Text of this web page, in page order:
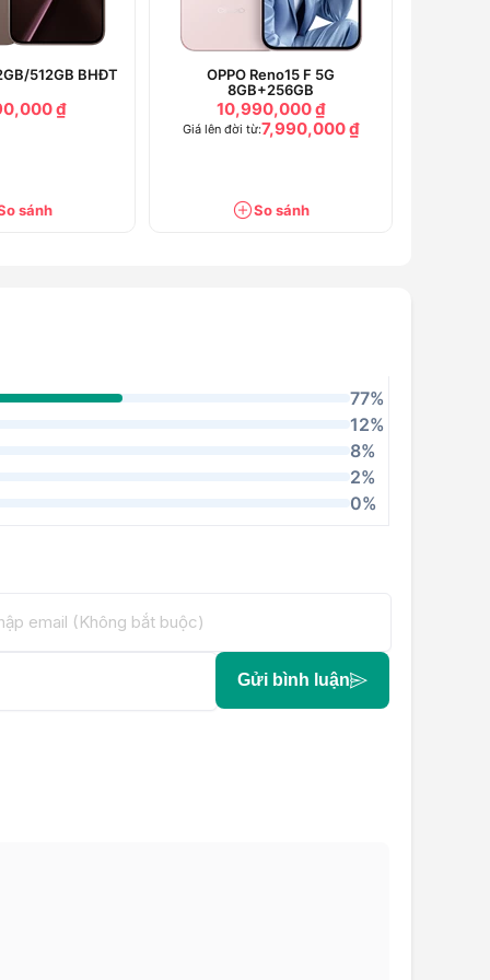
512GB BHĐT
₫
sánh
OPPO Reno15 F 5G
8GB+256GB
10,990,000 ₫
Giá lên đời từ:7,990,000 ₫
So sánh
77%
12%
8%
2%
0%
Gửi bình luận